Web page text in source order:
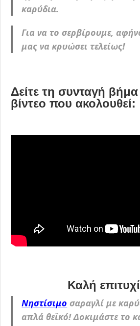
καρύδια.
Για να το σερβίρουμε,
μας να κρυώσει τελείως!
Δείτε τη συνταγή
βίντεο που ακολουθεί:
Καλή
Νηστίσιμο σαραγλί με
απλά θεϊκό! Δοκιμάστε το